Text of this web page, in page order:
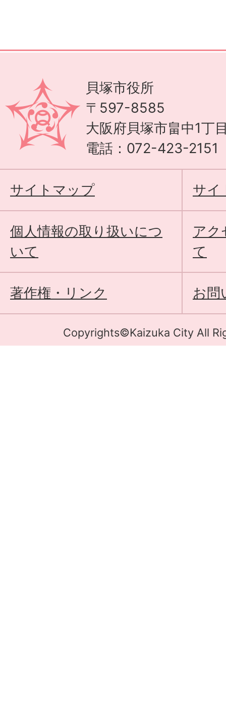
貝塚市役所
〒597-8585
大阪府貝塚市畠中1丁
電話：072-423-2151
サイトマップ サイ
個人情報の取り扱いにつ
いて
アク
て
著作権・リンク お問
Copyrights©Kaizuka City All